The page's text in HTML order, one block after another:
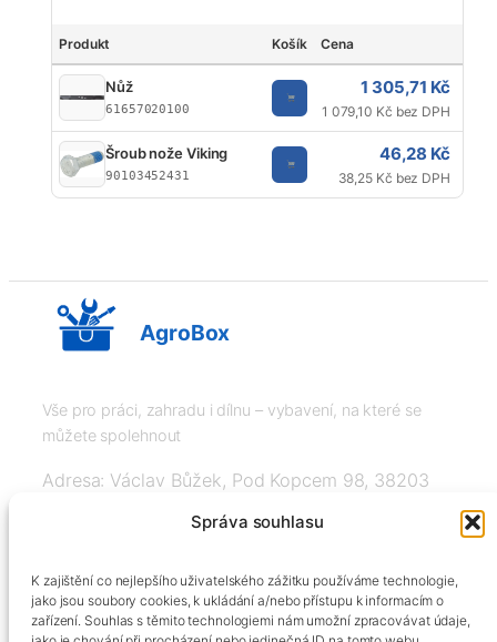
Správa souhlasu
K zajištění co nejlepšího uživatelského zážitku používáme technologie,
jako jsou soubory cookies, k ukládání a/nebo přístupu k informacím o
zařízení. Souhlas s těmito technologiemi nám umožní zpracovávat údaje,
Produkt Košík Cena
Nůž
61657020100
1 305,71 Kč
1 079,10 Kč bez DPH
Šroub nože Viking
90103452431
46,28 Kč
38,25 Kč bez DPH
AgroBox
Vše pro práci, zahradu i dílnu – vybavení, na které se
můžete spolehnout
Adresa: Václav Bůžek, Pod Kopcem 98, 38203
+420606334248, info@agrobox.cz